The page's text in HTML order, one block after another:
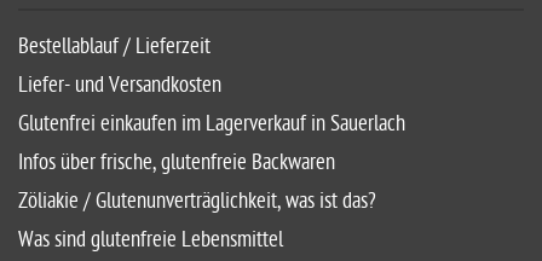
Bestellablauf / Lieferzeit
Liefer- und Versandkosten
Glutenfrei einkaufen im Lagerverkauf in Sauerlach
Infos über frische, glutenfreie Backwaren
Zöliakie / Glutenunverträglichkeit, was ist das?
Was sind glutenfreie Lebensmittel